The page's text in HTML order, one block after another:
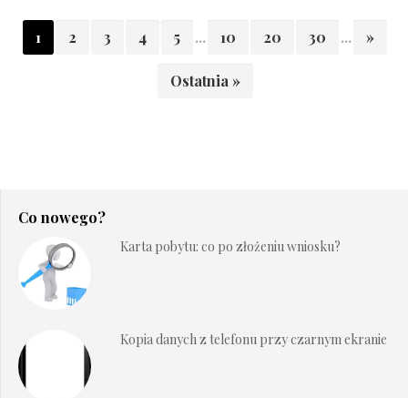
1 2 3 4 5 ... 10 20 30 ... »
Ostatnia »
Co nowego?
Karta pobytu: co po złożeniu wniosku?
Kopia danych z telefonu przy czarnym ekranie